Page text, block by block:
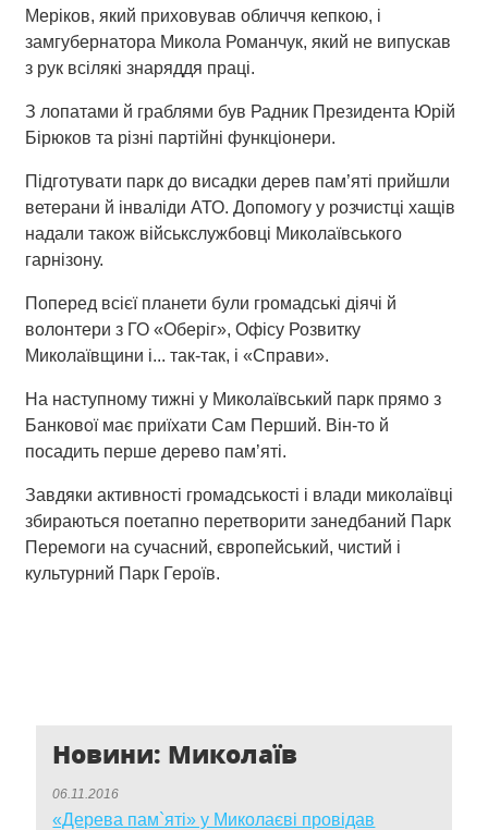
Меріков, який приховував обличчя кепкою, і
замгубернатора Микола Романчук, який не випускав
з рук всілякі знаряддя праці.
З лопатами й граблями був Радник Президента Юрій
Бірюков та різні партійні функціонери.
Підготувати парк до висадки дерев пам’яті прийшли
ветерани й інваліди АТО. Допомогу у розчистці хащів
надали також військслужбовці Миколаївського
гарнізону.
Поперед всієї планети були громадські діячі й
волонтери з ГО «Оберіг», Офісу Розвитку
Миколаївщини і... так-так, і «Справи».
На наступному тижні у Миколаївський парк прямо з
Банкової має приїхати Сам Перший. Він-то й
посадить перше дерево пам’яті.
Завдяки активності громадськості і влади миколаївці
збираються поетапно перетворити занедбаний Парк
Перемоги на сучасний, європейський, чистий і
культурний Парк Героїв.
Новини: Миколаїв
06.11.2016
«Дерева пам`яті» у Миколаєві провідав